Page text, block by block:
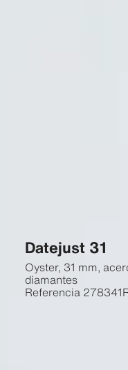
Datejust 31
Oyster, 31 mm,
diamantes
Referencia